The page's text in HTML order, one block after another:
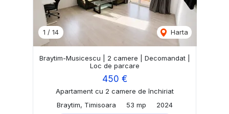
1 / 14 Harta
Braytim-Musicescu | 2 camere | Decomandat |
Loc de parcare
450 €
Apartament cu 2 camere de închiriat
Braytim, Timisoara
53 mp 2024